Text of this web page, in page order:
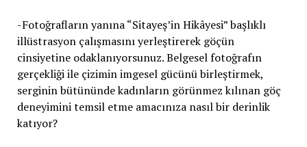
-Fotoğrafların yanına “Sitayeş’in Hikâyesi” başlıklı
illüstrasyon çalışmasını yerleştirerek göçün
cinsiyetine odaklanıyorsunuz. Belgesel fotoğrafın
gerçekliği ile çizimin imgesel gücünü birleştirmek,
serginin bütününde kadınların görünmez kılınan göç
deneyimini temsil etme amacınıza nasıl bir derinlik
katıyor?